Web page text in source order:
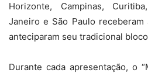
Horizonte, Campinas,
Janeiro e São Paulo
anteciparam seu tradicional
Durante cada apresentação, o